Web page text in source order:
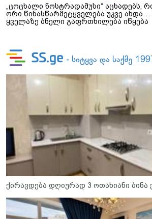
„ცოცხალი ნოსტრადამუსი“ აცხადებს,
ორი წინასწარმეტყველება უკვე ახდა…
ყველაზე ბნელი გაფრთხილება იწყება
ქირავდება დღიურად 3 ოთახიანი ბინა